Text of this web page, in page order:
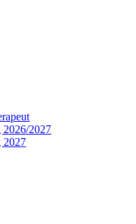
2026/2027
2027